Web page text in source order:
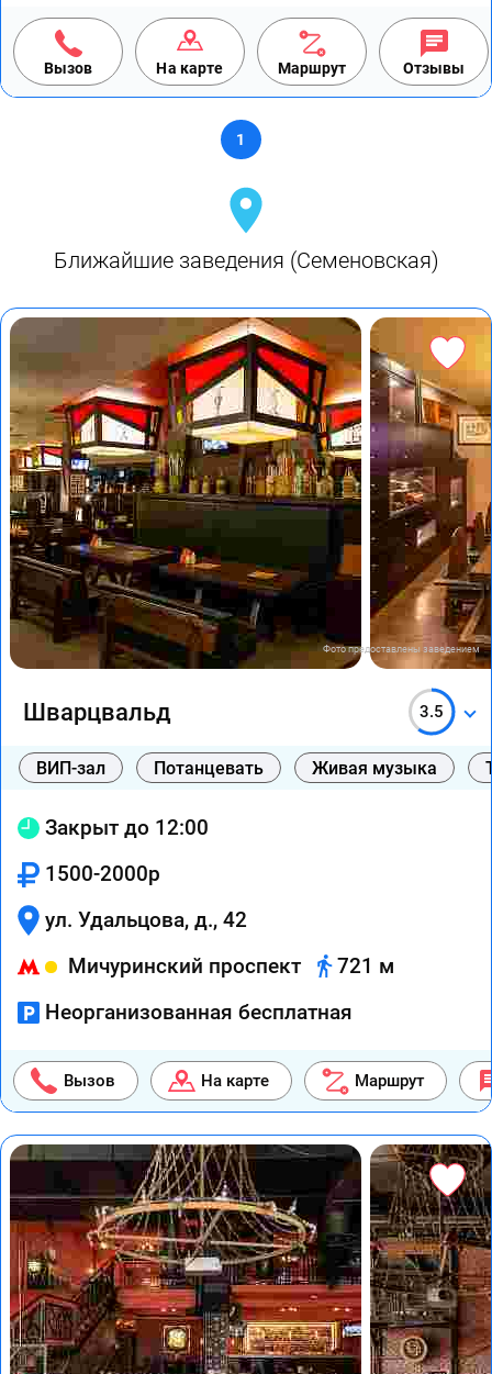
Вызов На карте Маршрут Отзывы
1
Ближайшие заведения (Семеновская)
Фото предоставлены заведением
Шварцвальд 3.5
ВИП-зал Потанцевать Живая музыка
Закрыт до 12:00
1500-2000р
ул. Удальцова, д., 42
Мичуринский проспект
721 м
Неорганизованная бесплатная
Вызов На карте Маршрут